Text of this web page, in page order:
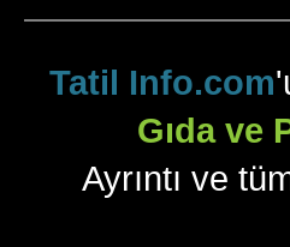
Tatil Info.com
Gıda ve
Ayrıntı ve